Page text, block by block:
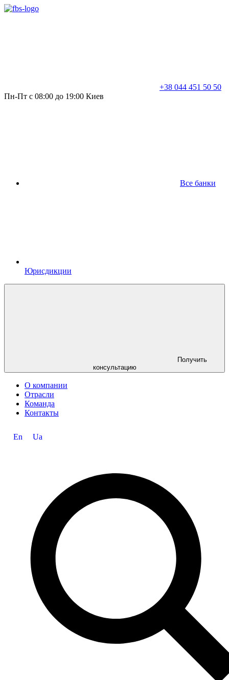
+38 044 451 50 50
Пн-Пт с 08:00 до 19:00 Киев
Все банки
Юрисдикции
Получить
консультацию
О компании
Отрасли
Команда
Контакты
En Ua